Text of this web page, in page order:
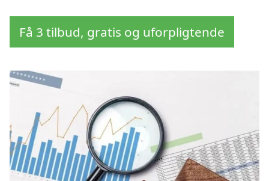
Få 3 tilbud, gratis og uforpligtende